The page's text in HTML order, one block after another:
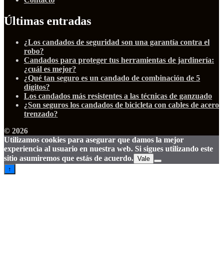
Últimas entradas
¿Los candados de seguridad son una garantía contra el
robo?
Candados para proteger tus herramientas de jardinería:
¿cuál es mejor?
¿Qué tan seguro es un candado de combinación de 5
dígitos?
Los candados más resistentes a las técnicas de ganzuado
¿Son seguros los candados de bicicleta con cables de acero
trenzado?
© 2026
Utilizamos cookies para asegurar que damos la mejor
experiencia al usuario en nuestra web. Si sigues utilizando este
sitio asumiremos que estás de acuerdo. Vale
↑